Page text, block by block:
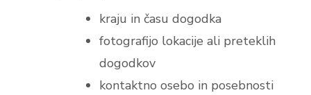
kraju in času dogodka
fotografijo lokacije ali preteklih
dogodkov
kontaktno osebo in posebnosti